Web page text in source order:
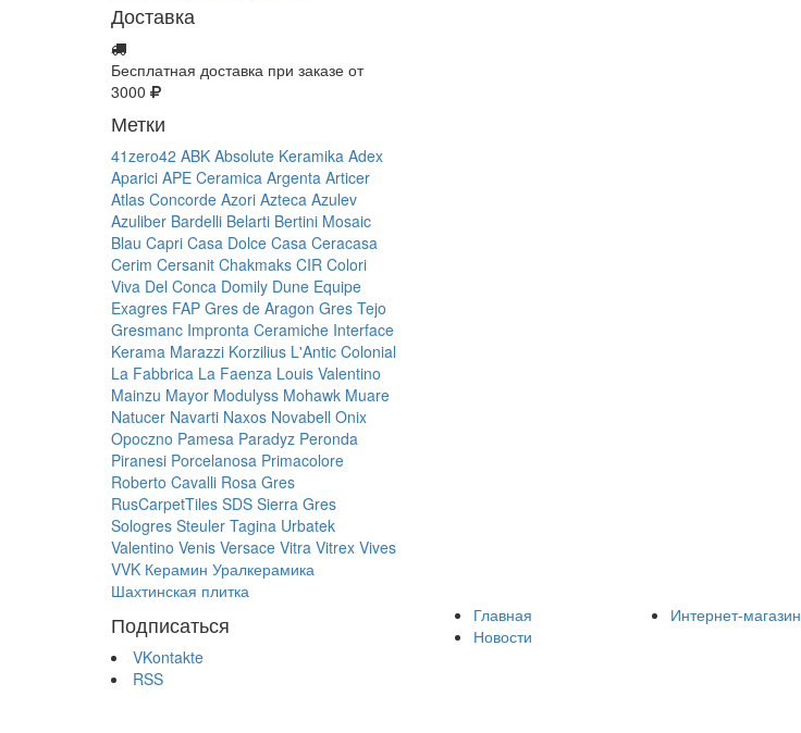
Доставка
Бесплатная доставка при заказе от
3000
Метки
41zero42 ABK Absolute Keramika Adex
Aparici APE Ceramica Argenta Articer
Atlas Concorde Azori Azteca Azulev
Azuliber Bardelli Belarti Bertini Mosaic
Blau Capri Casa Dolce Casa Ceracasa
Cerim Cersanit Chakmaks CIR Colori
Viva Del Conca Domily Dune Equipe
Exagres FAP Gres de Aragon Gres Tejo
Gresmanc Impronta Ceramiche Interface
Kerama Marazzi Korzilius L'Antic Colonial
La Fabbrica La Faenza Louis Valentino
Mainzu Mayor Modulyss Mohawk Muare
Natucer Navarti Naxos Novabell Onix
Opoczno Pamesa Paradyz Peronda
Piranesi Porcelanosa Primacolore
Roberto Cavalli Rosa Gres
RusCarpetTiles SDS Sierra Gres
Sologres Steuler Tagina Urbatek
Valentino Venis Versace Vitra Vitrex Vives
VVK Керамин Уралкерамика
Шахтинская плитка
Подписаться
VKontakte
RSS
Главная Интернет-магазин
Новости